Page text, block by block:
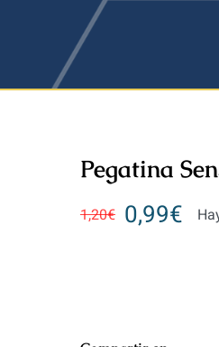
Pegatina
1,20€ 0,99€